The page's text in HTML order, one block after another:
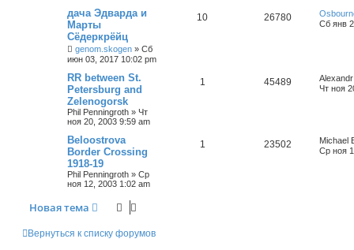
дача Эдварда и
Марты
Сёдеркрёйц
genom.skogen » Сб
июн 03, 2017 10:02 pm
10 26780
Сб янв
RR between St.
Petersburg and
Zelenogorsk
Phil Penningroth » Чт
ноя 20, 2003 9:59 am
1 45489
Чт ноя
Beloostrova
Border Crossing
1918-19
Phil Penningroth » Ср
ноя 12, 2003 1:02 am
1 23502
Michael
Ср ноя
Новая тема
Вернуться к списку форумов